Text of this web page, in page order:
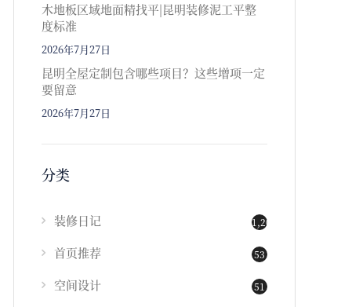
木地板区域地面精找平|昆明装修泥工平整
度标准
2026年7月27日
昆明全屋定制包含哪些项目？这些增项一定
要留意
2026年7月27日
分类
装修日记 1,202
首页推荐 53
空间设计 51